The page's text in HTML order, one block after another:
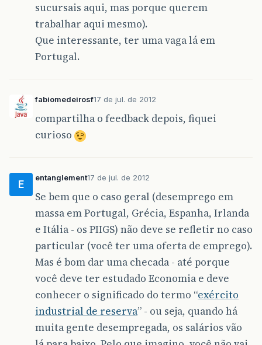
sucursais aqui, mas porque querem
trabalhar aqui mesmo).
Que interessante, ter uma vaga lá em
Portugal.
fabiomedeirosf17 de jul. de 2012
compartilha o feedback depois, fiquei
curioso
E
entanglement17 de jul. de 2012
Se bem que o caso geral (desemprego em
massa em Portugal, Grécia, Espanha, Irlanda
e Itália - os PIIGS) não deve se refletir no caso
particular (você ter uma oferta de emprego).
Mas é bom dar uma checada - até porque
você deve ter estudado Economia e deve
conhecer o significado do termo “exército
industrial de reserva” - ou seja, quando há
muita gente desempregada, os salários vão